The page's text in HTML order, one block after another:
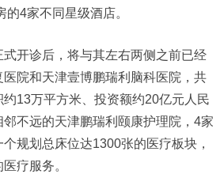
4家不同星级酒店。
式开诊后，将与其左右两侧之前已经
院和天津壹博鹏瑞利脑科医院，共
13万平方米、投资额约20亿元人民
不远的天津鹏瑞利颐康护理院，4家
规划总床位达1300张的医疗板块，
疗服务。